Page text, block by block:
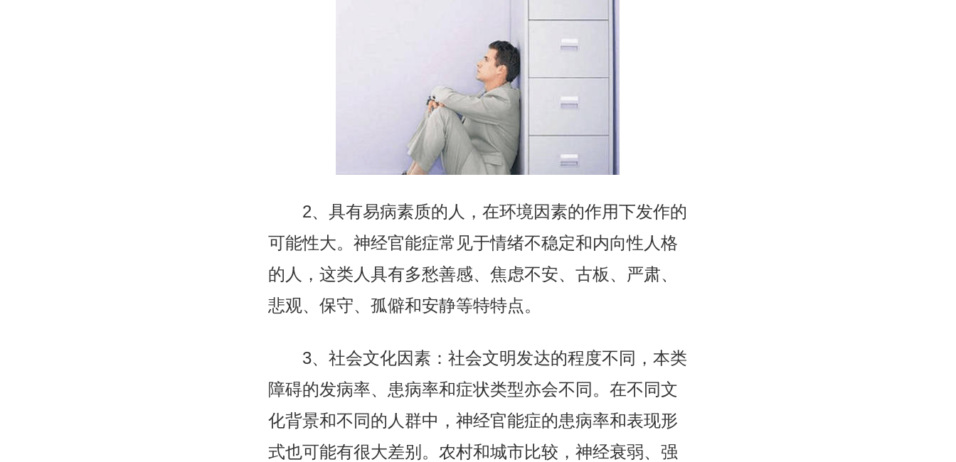
2、具有易病素质的人，在环境因素的作用下发作的
可能性大。神经官能症常见于情绪不稳定和内向性人格
的人，这类人具有多愁善感、焦虑不安、古板、严肃、
悲观、保守、孤僻和安静等特特点。
3、社会文化因素：社会文明发达的程度不同，本类
障碍的发病率、患病率和症状类型亦会不同。在不同文
化背景和不同的人群中，神经官能症的患病率和表现形
式也可能有很大差别。农村和城市比较，神经衰弱、强